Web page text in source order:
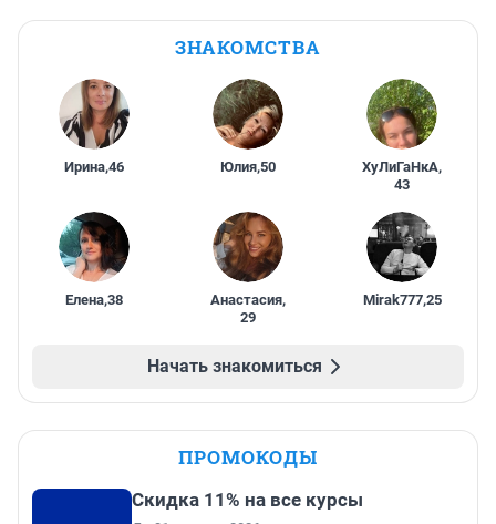
ЗНАКОМСТВА
Ирина,46 Юлия,50 ХуЛиГаНкА,
43
Елена,38 Анастасия,
29
Mirak777,25
Начать знакомиться
ПРОМОКОДЫ
Скидка 11% на все курсы